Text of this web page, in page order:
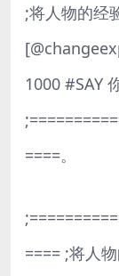
;将人物的经
1000 #SAY
====。
==== ;将人